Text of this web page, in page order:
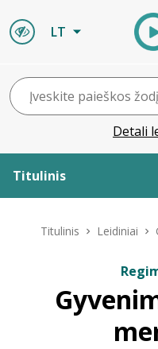
LT
Detali
Titulinis
ELVIS atvyksta
Titulinis Leidiniai